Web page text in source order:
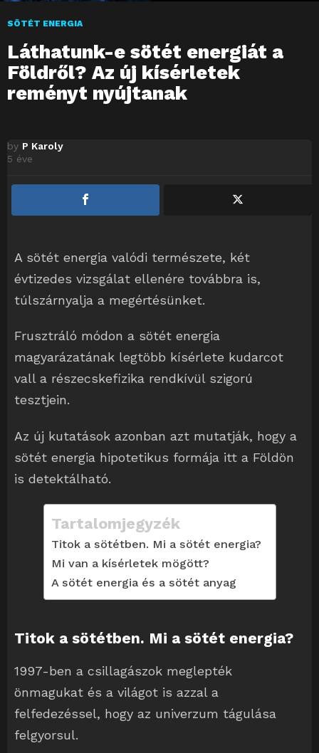
SÖTÉT ENERGIA
Láthatunk-e sötét energiát a
Földről? Az új kísérletek
reményt nyújtanak
by P Karoly
5 éve
A sötét energia valódi természete, két
évtizedes vizsgálat ellenére továbbra is,
túlszárnyalja a megértésünket.
Frusztráló módon a sötét energia
magyarázatának legtöbb kísérlete kudarcot
vall a részecskefizika rendkívül szigorú
tesztjein.
Az új kutatások azonban azt mutatják, hogy a
sötét energia hipotetikus formája itt a Földön
is detektálható.
Tartalomjegyzék
Titok a sötétben. Mi a sötét energia?
Mi van a kísérletek mögött?
A sötét energia és a sötét anyag
Titok a sötétben. Mi a sötét energia?
1997-ben a csillagászok meglepték
önmagukat és a világot is azzal a
felfedezéssel, hogy az univerzum tágulása
felgyorsul.